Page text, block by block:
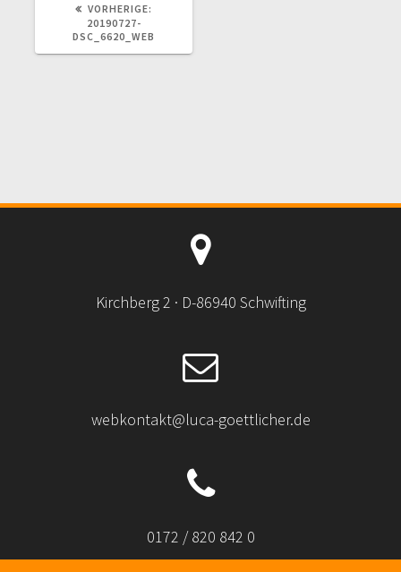
VORHERIGE:
20190727-
DSC_6620_WEB
Kirchberg 2 · D-86940 Schwifting
webkontakt@luca-goettlicher.de
0172 / 820 842 0